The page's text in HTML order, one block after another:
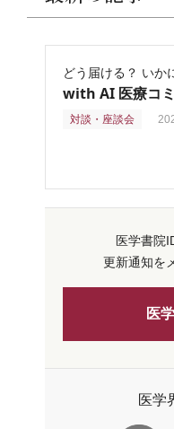
どう届ける？ いか
with AI 医療コ
対談・座談会
医学書院
更新通知を
医
医学